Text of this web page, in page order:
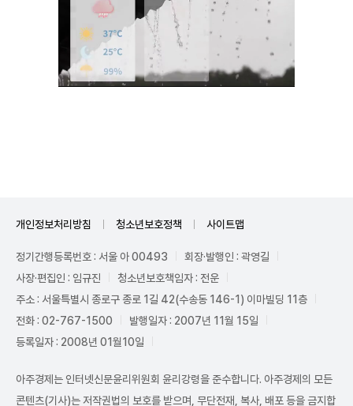
개인정보처리방침 청소년보호정책 사이트맵
정기간행등록번호 : 서울 아 00493
회장·발행인 : 곽영길
사장·편집인 : 임규진
청소년보호책임자 : 전운
주소 : 서울특별시 종로구 종로 1길 42(수송동 146-1) 이마빌딩 11층
전화 : 02-767-1500
발행일자 : 2007년 11월 15일
등록일자 : 2008년 01월10일
아주경제는 인터넷신문윤리위원회 윤리강령을 준수합니다. 아주경제의 모든
콘텐츠(기사)는 저작권법의 보호를 받으며, 무단전재, 복사, 배포 등을 금지합